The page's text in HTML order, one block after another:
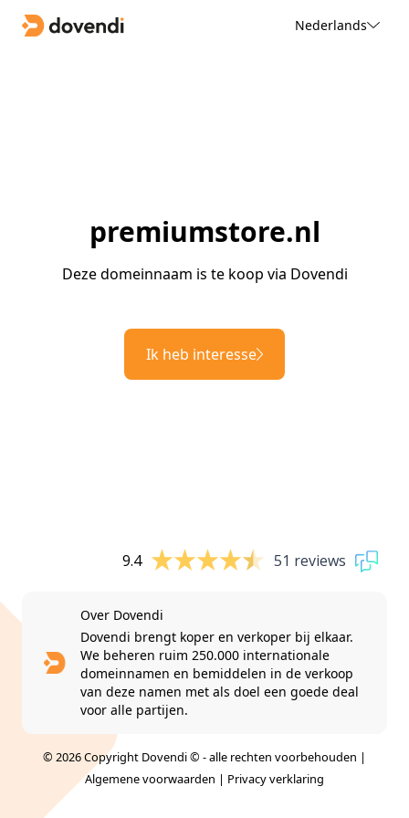
Nederlands
premiumstore.nl
Deze domeinnaam is te koop via Dovendi
Ik heb interesse
9.4 51 reviews
Over Dovendi
Dovendi brengt koper en verkoper bij elkaar.
We beheren ruim 250.000 internationale
domeinnamen en bemiddelen in de verkoop
van deze namen met als doel een goede deal
voor alle partijen.
© 2026 Copyright Dovendi © - alle rechten voorbehouden |
Algemene voorwaarden | Privacy verklaring